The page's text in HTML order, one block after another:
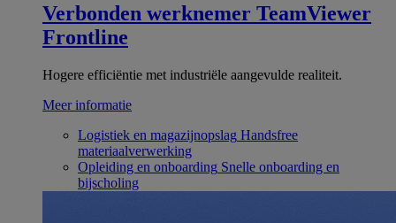
Verbonden werknemer TeamViewer
Frontline
Hogere efficiëntie met industriële aangevulde realiteit.
Meer informatie
Logistiek en magazijnopslag Handsfree
materiaalverwerking
Opleiding en onboarding Snelle onboarding en
bijscholing